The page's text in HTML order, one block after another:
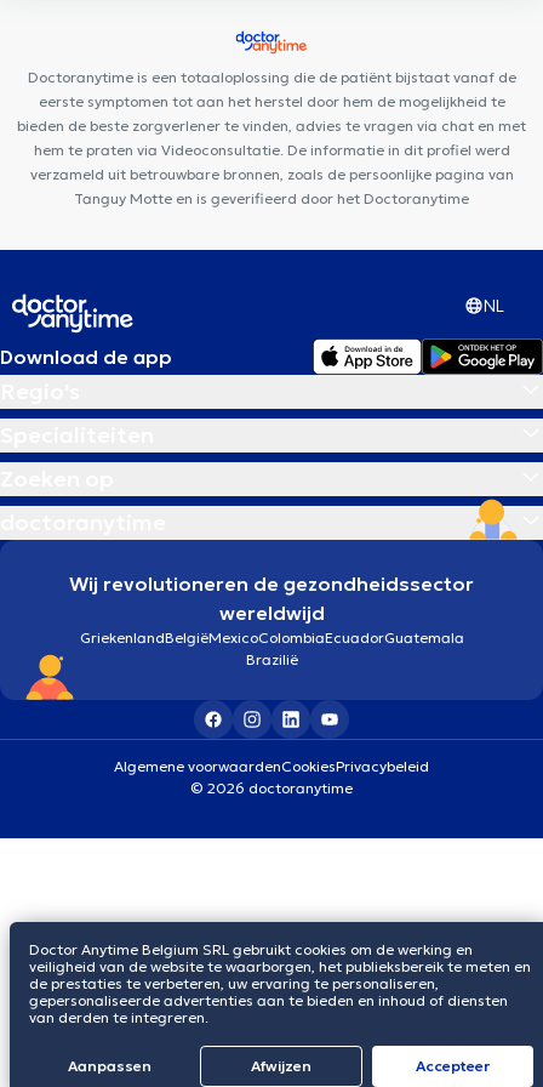
Centre Paramédical Louis Schmidt
Doctoranytime is een totaaloplossing die de patiënt bijstaat vanaf de
eerste symptomen tot aan het herstel door hem de mogelijkheid te
bieden de beste zorgverlener te vinden, advies te vragen via chat en met
hem te praten via Videoconsultatie. De informatie in dit profiel werd
verzameld uit betrouwbare bronnen, zoals de persoonlijke pagina van
Tanguy Motte en is geverifieerd door het Doctoranytime
NL
Download de app
Wij revolutioneren de gezondheidssector
wereldwijd
GriekenlandBelgiëMexicoColombiaEcuadorGuatemala
Brazilië
Algemene voorwaardenCookiesPrivacybeleid
© 2026 doctoranytime
Doctor Anytime Belgium SRL gebruikt cookies om de werking en
veiligheid van de website te waarborgen, het publieksbereik te meten en
de prestaties te verbeteren, uw ervaring te personaliseren,
gepersonaliseerde advertenties aan te bieden en inhoud of diensten
van derden te integreren.
Aanpassen Afwijzen Αccepteer